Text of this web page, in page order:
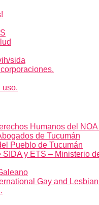
sida
uso.
Humanos del
de Tucumán
Pueblo de Tucumán
SIDA y ETS – Ministerio
Gay and